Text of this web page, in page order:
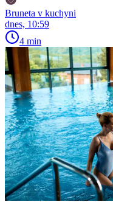
Bruneta v kuchyni
dnes, 10:59
4 min